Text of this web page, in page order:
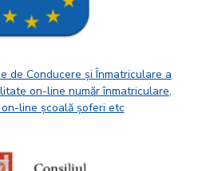
de Conducere și Înmatriculare a
on-line număr înmatriculare,
line școală șoferi etc